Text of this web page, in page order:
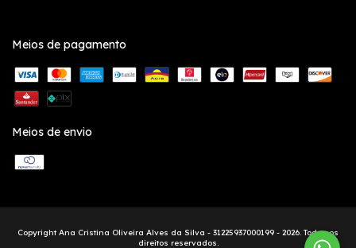
Meios de pagamento
Meios de envio
Copyright Ana Cristina Oliveira Alves da Silva - 31225937000199 - 2026. Todos os
direitos reservados.